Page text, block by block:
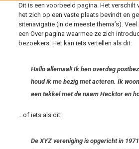
Dit is een voorbeeld pagina. Het verschilt
het zich op een vaste plaats bevindt en
sitenavigatie (in de meeste thema’s).
een Over pagina waarmee ze zich
bezoekers. Het kan iets vertellen als dit:
Hallo allemaal! Ik ben overdag
houd ik me bezig met acteren. Ik
een tekkel met de naam Hecktor en
…of iets als dit:
De XYZ vereniging is opgericht in